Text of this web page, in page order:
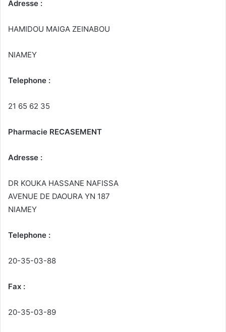
Adresse :
HAMIDOU MAIGA ZEINABOU
NIAMEY
Telephone :
21 65 62 35
Pharmacie RECASEMENT
Adresse :
DR KOUKA HASSANE NAFISSA
AVENUE DE DAOURA YN 187
NIAMEY
Telephone :
20-35-03-88
Fax :
20-35-03-89